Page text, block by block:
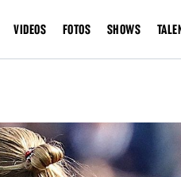
VIDEOS FOTOS SHOWS